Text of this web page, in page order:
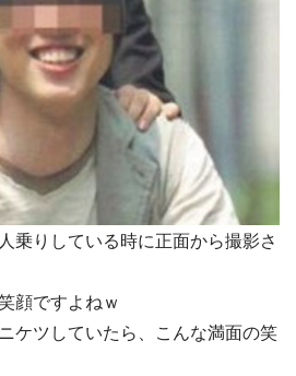
乗りしている時に正面から撮影さ
顔ですよねｗ
ケツしていたら、こんな満面の笑